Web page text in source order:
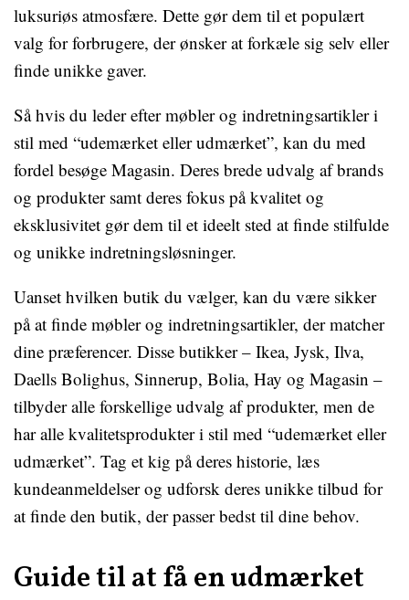
luksuriøs atmosfære. Dette gør dem til et populært
valg for forbrugere, der ønsker at forkæle sig selv eller
finde unikke gaver.
Så hvis du leder efter møbler og indretningsartikler i
stil med “udemærket eller udmærket”, kan du med
fordel besøge Magasin. Deres brede udvalg af brands
og produkter samt deres fokus på kvalitet og
eksklusivitet gør dem til et ideelt sted at finde stilfulde
og unikke indretningsløsninger.
Uanset hvilken butik du vælger, kan du være sikker
på at finde møbler og indretningsartikler, der matcher
dine præferencer. Disse butikker – Ikea, Jysk, Ilva,
Daells Bolighus, Sinnerup, Bolia, Hay og Magasin –
tilbyder alle forskellige udvalg af produkter, men de
har alle kvalitetsprodukter i stil med “udemærket eller
udmærket”. Tag et kig på deres historie, læs
kundeanmeldelser og udforsk deres unikke tilbud for
at finde den butik, der passer bedst til dine behov.
Guide til at få en udmærket